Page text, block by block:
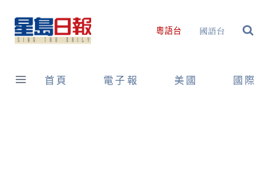
content
粵語台 國語台
首頁 電子報 美國 國際